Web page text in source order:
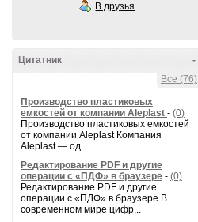
В друзья
-
Цитатник
Все (76)
Производство пластиковых
емкостей от компании Aleplast - (0)
Производство пластиковых емкостей
от компании Aleplast Компания
Aleplast — од...
Редактирование PDF и другие
операции с «ПДФ» в браузере - (0)
Редактирование PDF и другие
операции с «ПДФ» в браузере В
современном мире цифр...